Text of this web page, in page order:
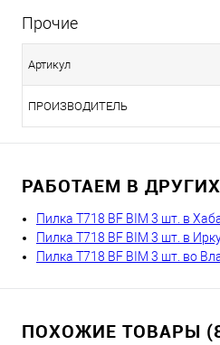
Прочие
Артикул
ПРОИЗВОДИТЕЛЬ
РАБОТАЕМ В
Пилка T718 BF BIM 3 шт. в
Пилка T718 BF BIM 3 шт. в
Пилка T718 BF BIM 3 шт. во
ПОХОЖИЕ ТОВАРЫ